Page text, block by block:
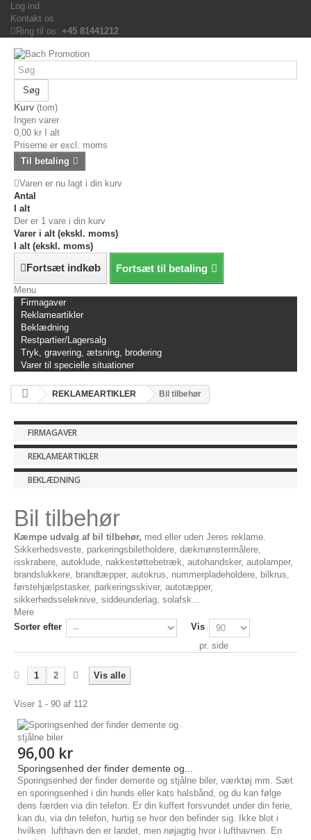
Log ind
Kontakt os
Ring til os: +45 81441212
Søg
Kurv (tom)
Ingen varer
0,00 kr
I alt
Priserne er excl. moms
Til betaling
Varen er nu lagt i din kurv
Antal
I alt
Der er 1 vare i din kurv
Varer i alt (ekskl. moms)
I alt (ekskl. moms)
Fortsæt indkøb Fortsæt til betaling
Menu
Firmagaver
Reklameartikler
Beklædning
Restpartier/Lagersalg
Tryk, gravering, ætsning, brodering
Varer til specielle situationer
REKLAMEARTIKLER Bil tilbehør
FIRMAGAVER
REKLAMEARTIKLER
BEKLÆDNING
Bil tilbehør
Kæmpe udvalg af bil tilbehør, med eller uden Jeres reklame.
Sikkerhedsveste, parkeringsbiletholdere, dækmønstermålere,
isskrabere, autoklude, nakkestøttebetræk, autohandsker, autolamper,
brandslukkere, brandtæpper, autokrus, nummerpladeholdere, bilkrus,
førstehjælpstasker, parkeringsskiver, autotæpper,
sikkerhedsseleknive, siddeunderlag, solafsk...
Mere
Sorter efter
Vis
pr. side
Vis alle
1 2
Viser 1 - 90 af 112
96,00 kr
Sporingsenhed der finder demente og...
Sporingsenhed der finder demente og stjålne biler, værktøj mm. Sæt
en sporingsenhed i din hunds eller kats halsbånd, og du kan følge
dens færden via din telefon. Er din kuffert forsvundet under din ferie,
kan du, via din telefon, hurtig se hvor den befinder sig. Ikke blot i
hvilken lufthavn den er landet, men nøjagtig hvor i lufthavnen. En